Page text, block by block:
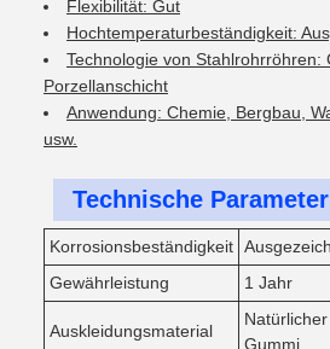
Flexibilität: Gut
Hochtemperaturbeständigkeit:
Technologie von Stahlrohrröhren:
Porzellanschicht
Anwendung: Chemie, Bergbau,
usw.
Technische
Korrosionsbeständigkeit
Gewährleistung
1 Jahr
Auskleidungsmaterial
Gummi